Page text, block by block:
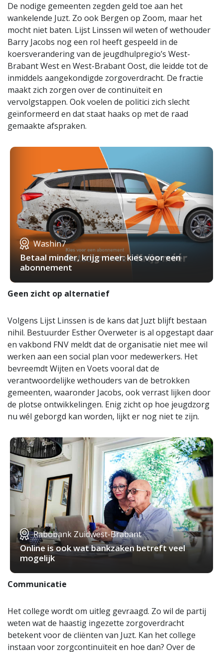
De nodige gemeenten zegden geld toe aan het
wankelende Juzt. Zo ook Bergen op Zoom, maar het
mocht niet baten. Lijst Linssen wil weten of wethouder
Barry Jacobs nog een rol heeft gespeeld in de
koersverandering van de jeugdhulpregio’s West-
Brabant West en West-Brabant Oost, die leidde tot de
inmiddels aangekondigde zorgoverdracht. De fractie
maakt zich zorgen over de continuïteit en
vervolgstappen. Ook voelen de politici zich slecht
geïnformeerd en dat staat haaks op met de raad
gemaakte afspraken.
Washin7
Betaal minder, krijg meer: kies voor een
abonnement
Geen zicht op alternatief
Volgens Lijst Linssen is de kans dat Juzt blijft bestaan
nihil. Bestuurder Esther Overweter is al opgestapt daar
en vakbond FNV meldt dat de organisatie niet mee wil
werken aan een social plan voor medewerkers. Het
bevreemdt Wijten en Voets vooral dat de
verantwoordelijke wethouders van de betrokken
gemeenten, waaronder Jacobs, ook verrast lijken door
de plotse ontwikkelingen. Enig zicht op hoe jeugdzorg
nu wél geborgd kan worden, lijkt er nog niet te zijn.
Rabobank Zuidwest-Brabant
Online is ook wat bankzaken betreft veel
mogelijk
Communicatie
Het college wordt om uitleg gevraagd. Zo wil de partij
weten wat de haastig ingezette zorgoverdracht
betekent voor de cliënten van Juzt. Kan het college
instaan voor zorgcontinuïteit en hoe dan? Over de